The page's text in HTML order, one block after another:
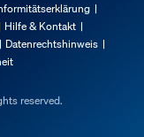
Hilfe & Kontakt
Datenrechtshinweis
reserved.